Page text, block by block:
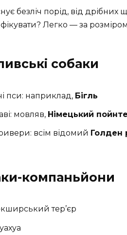
безліч порід, від
Легко — за
собаки
пси: наприклад, Бігль
мовляв, Німецький
всім відомий Голден
компаньйони
тер’єр